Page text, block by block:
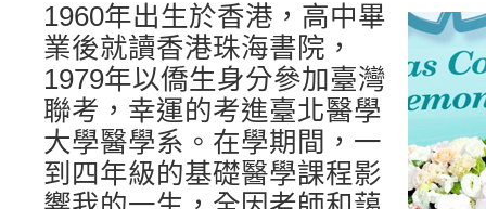
1960年出生於香港，高中畢
業後就讀香港珠海書院，
1979年以僑生身分參加臺灣
聯考，幸運的考進臺北醫學
大學醫學系。在學期間，一
到四年級的基礎醫學課程影